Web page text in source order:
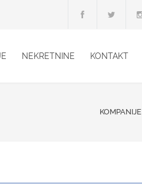
NEKRETNINE KONTAKT
KOMPANIJE